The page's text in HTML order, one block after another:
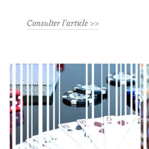
Consulter l'article